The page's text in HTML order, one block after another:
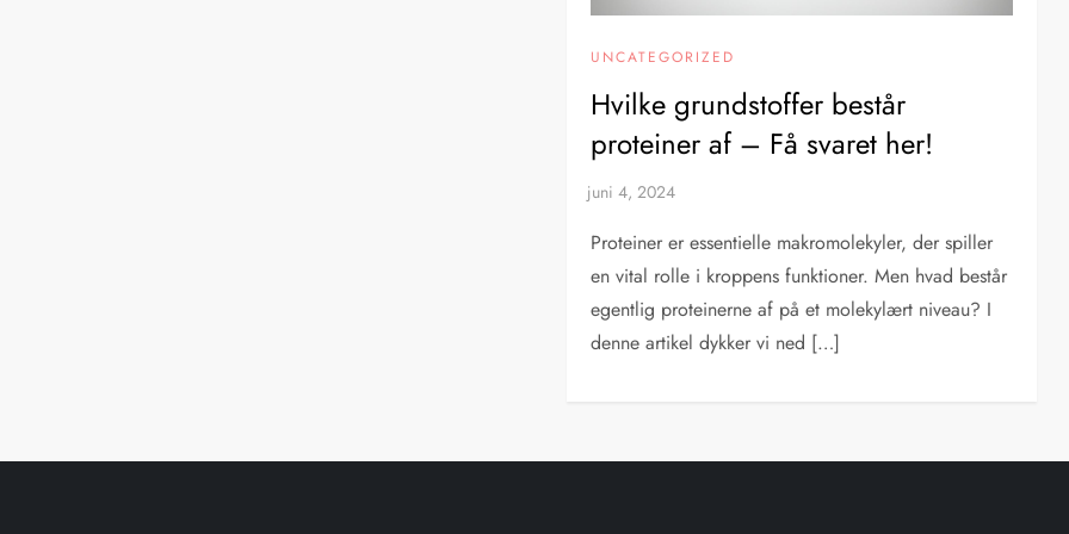
UNCATEGORIZED
Hvilke grundstoffer består
proteiner af – Få svaret her!
Proteiner er essentielle makromolekyler, der spiller
en vital rolle i kroppens funktioner. Men hvad består
egentlig proteinerne af på et molekylært niveau? I
denne artikel dykker vi ned […]